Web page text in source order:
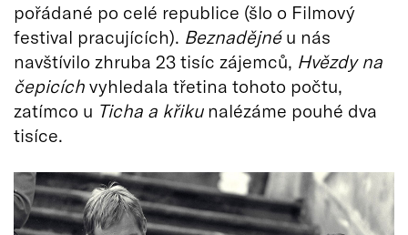
pořádané po celé republice (šlo o Filmový
festival pracujících). Beznadějnéu nás
navštívilo zhruba 23 tisíc zájemců, Hvězdy na
čepicích vyhledala třetina tohoto počtu,
zatímco u Ticha a křikunalézáme pouhé dva
tisíce.